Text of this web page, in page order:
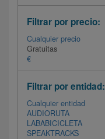
Filtrar por precio:
Cualquier precio
Gratuitas
€
Filtrar por entidad:
Cualquier entidad
AUDIORUTA
LABABICICLETA
SPEAKTRACKS